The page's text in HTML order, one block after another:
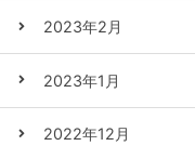
2023年2月
2023年1月
2022年12月